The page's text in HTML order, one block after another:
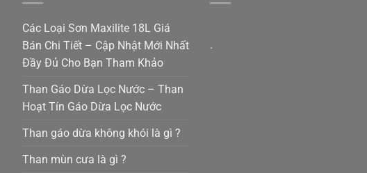
Các Loại Sơn Maxilite 18L Giá
Bán Chi Tiết – Cập Nhật Mới Nhất
Đầy Đủ Cho Bạn Tham Khảo
Than Gáo Dừa Lọc Nước – Than
Hoạt Tín Gáo Dừa Lọc Nước
Than gáo dừa không khói là gì ?
Than mùn cưa là gì ?
.